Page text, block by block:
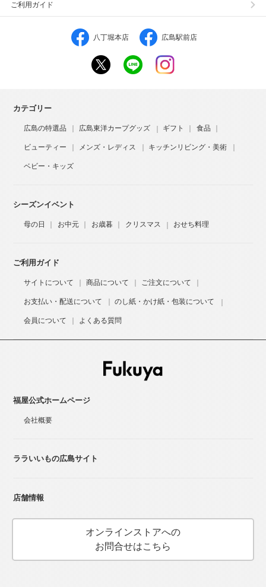
ご利用ガイド
八丁堀本店 広島駅前店
カテゴリー
広島の特選品 広島東洋カープグッズ ギフト 食品
ビューティー メンズ・レディス キッチンリビング・美術
ベビー・キッズ
シーズンイベント
母の日 お中元 お歳暮 クリスマス おせち料理
ご利用ガイド
サイトについて 商品について ご注文について
お支払い・配送について のし紙・かけ紙・包装について
会員について よくある質問
福屋公式ホームページ
会社概要
ララいいもの広島サイト
店舗情報
オンラインストアへの
お問合せはこちら